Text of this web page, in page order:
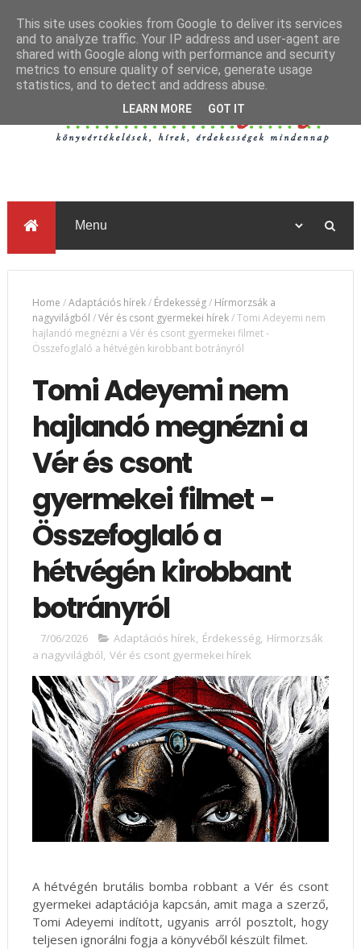
Home /Adaptációs hírek/ Érdekesség/ Hírmorzsák a
nagyvilágból /Vér és csont gyermekei hírek/Tomi Adeyemi nem
hajlandó megnézni a Vér és csont gyermekei filmet -
Összefoglaló a hétvégén kirobbant botrányról
Tomi Adeyemi nem
hajlandó megnézni a
Vér és csont
gyermekei filmet -
Összefoglaló a
hétvégén kirobbant
botrányról
7/06/2026 Adaptációs hírek, Érdekesség, Hírmorzsák
a nagyvilágból, Vér és csont gyermekei hírek
A hétvégén brutális bomba robbant a Vér és csont
gyermekei adaptációja kapcsán, amit maga a szerző,
Tomi Adeyemi indított, ugyanis arról posztolt, hogy
teljesen ignorálni fogja a könyvéből készült filmet.
This site uses cookies from Google to deliver its services
and to analyze traffic. Your IP address and user-agent are
shared with Google along with performance and security
metrics to ensure quality of service, generate usage
statistics, and to detect and address abuse.
LEARN MORE GOT IT